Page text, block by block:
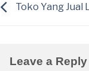
Toko Yang
Leave a Reply